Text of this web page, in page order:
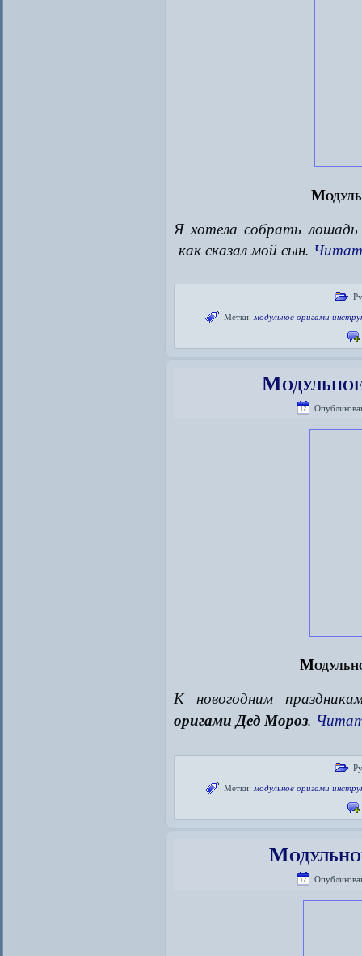
Я хотела собрать
как сказал мой сын.
Метки: модульное оригами
К новогодним
оригами Дед Мороз.
Метки: модульное оригами